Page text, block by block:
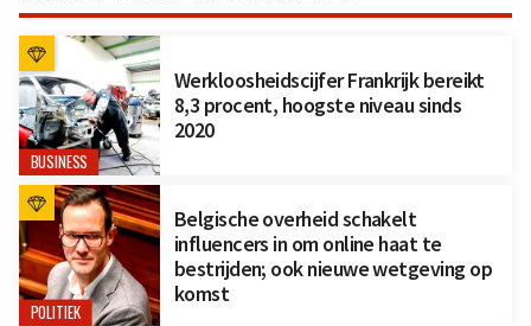
BUSINESS
Werkloosheidscijfer Frankrijk bereikt
8,3 procent, hoogste niveau sinds
2020
POLITIEK
Belgische overheid schakelt
influencers in om online haat te
bestrijden; ook nieuwe wetgeving op
komst